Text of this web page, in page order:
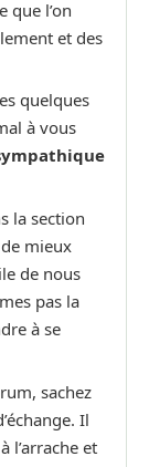
que l’on
et des
quelques
à vous
la section
mieux
de nous
pas la
à se
sachez
Il
l’arrache et